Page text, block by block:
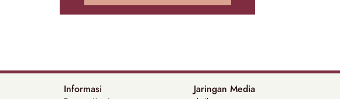
Informasi Jaringan Media